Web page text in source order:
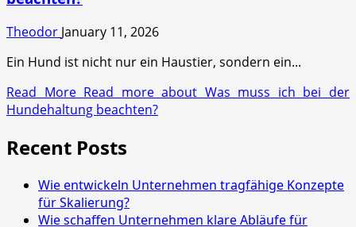
Theodor January 11, 2026
Ein Hund ist nicht nur ein Haustier, sondern ein...
Read More Read more about Was muss ich bei der
Hundehaltung beachten?
Recent Posts
Wie entwickeln Unternehmen tragfähige Konzepte
für Skalierung?
Wie schaffen Unternehmen klare Abläufe für